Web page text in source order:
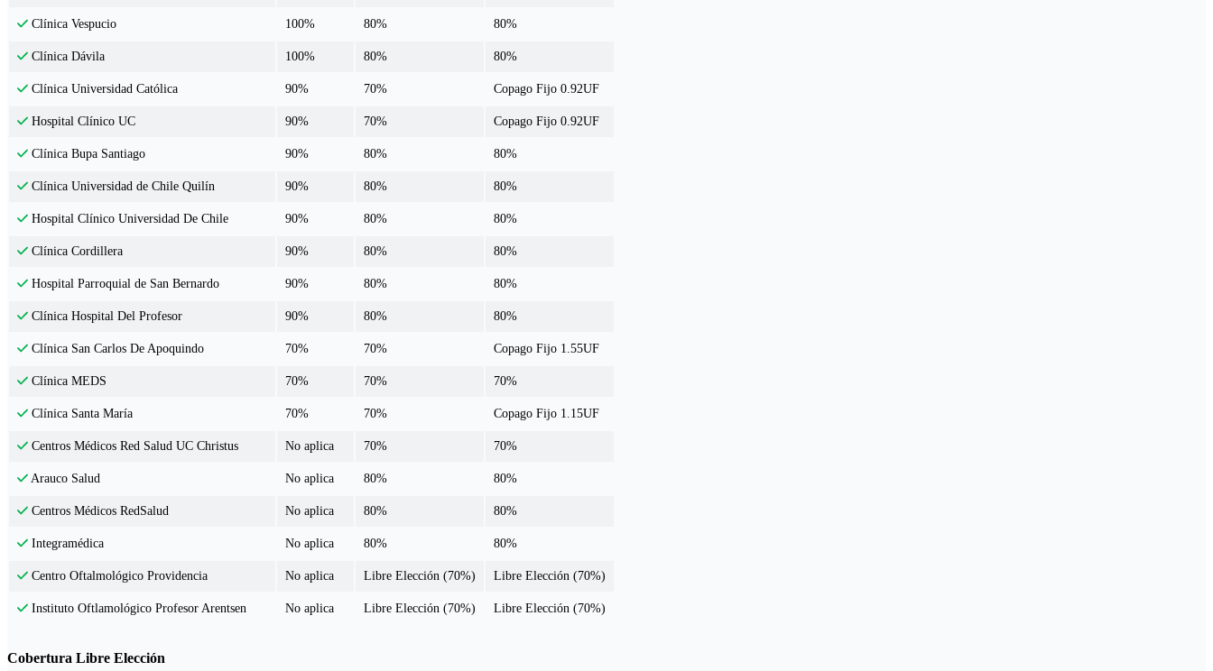
Clínica Vespucio 100% 80% 80%
Clínica Dávila 100% 80% 80%
Clínica Universidad Católica 90% 70% Copago Fijo 0.92UF
Hospital Clínico UC 90% 70% Copago Fijo 0.92UF
Clínica Bupa Santiago 90% 80% 80%
Clínica Universidad de Chile Quilín 90% 80% 80%
Hospital Clínico Universidad De Chile 90% 80% 80%
Clínica Cordillera 90% 80% 80%
Hospital Parroquial de San Bernardo 90% 80% 80%
Clínica Hospital Del Profesor 90% 80% 80%
Clínica San Carlos De Apoquindo 70% 70% Copago Fijo 1.55UF
Clínica MEDS 70% 70% 70%
Clínica Santa María 70% 70% Copago Fijo 1.15UF
Centros Médicos Red Salud UC Christus No aplica 70% 70%
Arauco Salud No aplica 80% 80%
Centros Médicos RedSalud No aplica 80% 80%
Integramédica No aplica 80% 80%
Centro Oftalmológico Providencia No aplica Libre Elección (70%) Libre Elección (70%)
Instituto Oftlamológico Profesor Arentsen No aplica Libre Elección (70%) Libre Elección (70%)
Cobertura Libre Elección